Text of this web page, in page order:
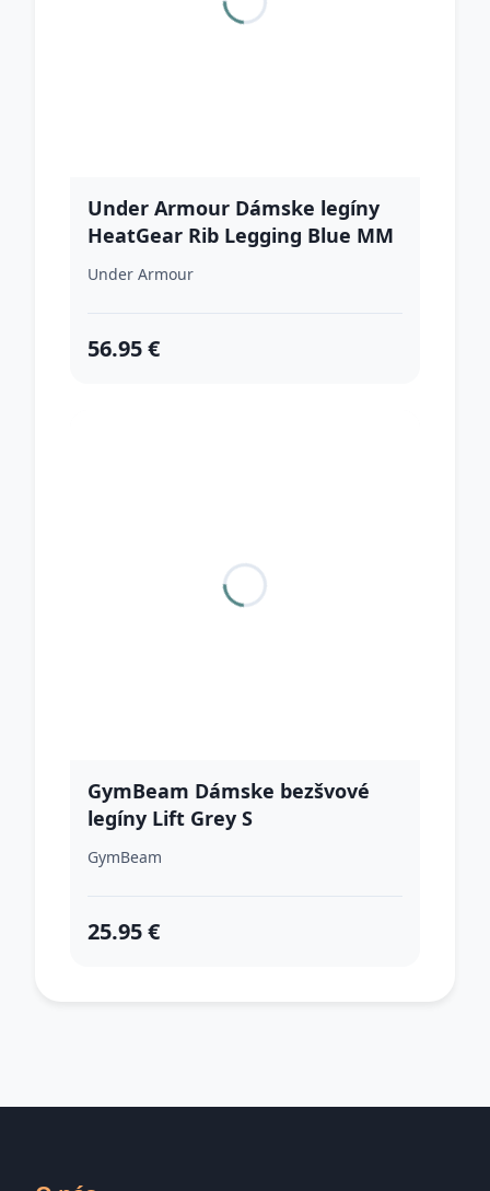
Under Armour Dámske legíny
HeatGear Rib Legging Blue MM
Under Armour
56.95 €
GymBeam Dámske bezšvové
legíny Lift Grey S
GymBeam
25.95 €